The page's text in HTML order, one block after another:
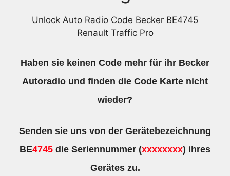
Unlock Auto Radio Code Becker BE4745
Renault Traffic Pro
Haben sie keinen Code mehr für ihr Becker
Autoradio und finden die Code Karte nicht
wieder?
Senden sie uns von der Gerätebezeichnung
BE4745 die Seriennummer (xxxxxxxx) ihres
Gerätes zu.